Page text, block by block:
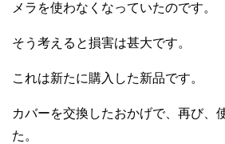
メラを使わなくなっていたのです。
そう考えると損害は甚大です。
これは新たに購入した新品です。
カバーを交換したおかげで、再び、
た。